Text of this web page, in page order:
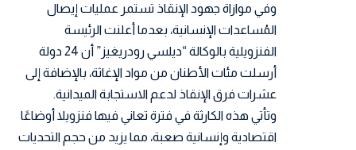
وفي موازاة جهود الإنقاذ تستمر عمليات إيصال
المُساعدات الإنسانية، بعدما أعلنت الرئيسة
الفنزويلية بالوكالة “ديلسي رودريغيز” أن 24 دولة
أرسلت مئات الأطنان من مواد الإغاثة، بالإضافة إلى
عشرات فرق الإنقاذ لدعم الاستجابة الميدانية.
وتأتي هذه الكارثة في فترة تعاني فيها فنزويلا أوضاعًا
اقتصادية وإنسانية صعبة، مما يزيد من حجم التحديات